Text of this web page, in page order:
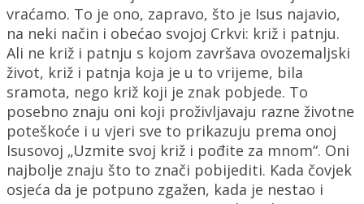
vraćamo. To je ono, zapravo, što je Isus najavio,
na neki način i obećao svojoj Crkvi: križ i patnju.
Ali ne križ i patnju s kojom završava ovozemaljski
život, križ i patnja koja je u to vrijeme, bila
sramota, nego križ koji je znak pobjede. To
posebno znaju oni koji proživljavaju razne životne
poteškoće i u vjeri sve to prikazuju prema onoj
Isusovoj „Uzmite svoj križ i pođite za mnom“. Oni
najbolje znaju što to znači pobijediti. Kada čovjek
osjeća da je potpuno zgažen, kada je nestao i